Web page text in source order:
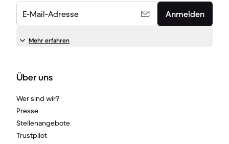
E-Mail-Adresse Anmelden
Mehr erfahren
Über uns
Wer sind wir?
Presse
Stellenangebote
Trustpilot